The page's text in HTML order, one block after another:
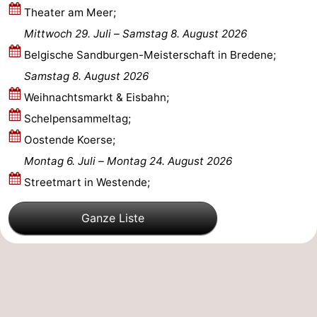
Koksijde
-
De
Panne
-
Natur
Wetter
Theater am Meer;
Mittwoch 29. Juli –
Samstag 8. August 2026
Belgische Sandburgen-Meisterschaft in Bredene;
Samstag 8. August 2026
Weihnachtsmarkt & Eisbahn;
Schelpensammeltag;
Oostende Koerse;
Montag 6. Juli – Montag 24. August 2026
Streetmart in Westende;
Ganze Liste